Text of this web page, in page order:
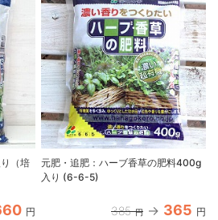
（培
円
元肥・追肥：ハーブ香草の肥料400g
入り (6-6-5)
385 円 365 円